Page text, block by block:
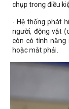
chụp trong điều
- Hệ thống phát
người, động vật
còn có tính
hoặc mắt phải.